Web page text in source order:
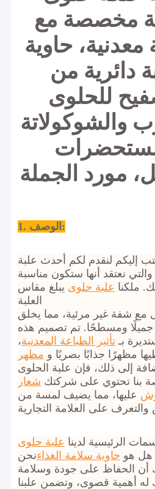
مخصصة مع
حاوية
دائرية من
للحلوى
والشوكولاتة
مورد الجملة
1. الوصف:
إليكم لنقدم لكم أحدث علبة
والتي نعتقد أنها ستكون مناسبة
ملكنا علبة حلوى يبلغ مقاس
العلبة Φ70x21mmH وتتميز بحافة ملتفة
مع شفة غير مرئية، مما يخلق
ومسطحًا. تم تصميم هذه
بـ تأثير الطباعة المعدنية،
مظهرًا جذابًا بصريًا و مظهر
إلى ذلك، فإن علبة الحلوى
بنا تحتوي على شركتك شعار
عليها، مما يضيف لمسة من
الرئيسية لدينا علبة حلوى
هل هو حاوية سلامة الغذاءنحن
أن الحفاظ على جودة وسلامة
له أهمية قصوى، وتضمن علبنا